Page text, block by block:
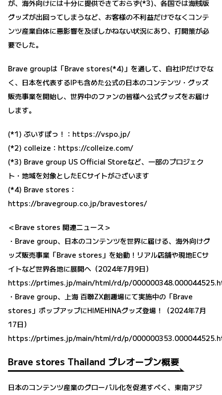
が、海外向けには十分に提供できておらず(*3)、各国では海賊版
グッズが出回ってしまうなど、お客様の不利益だけでなくコンテ
ンツ産業自体に悪影響を及ぼしかねない状況にあり、打開策が必
要でした。
Brave groupは「Brave stores(*4)」を通して、自社IPだけでな
く、日本を代表するIPも含めた公式の日本のコンテンツ・グッズ
販売事業を開始し、世界中のファンの皆様へ公式グッズをお届け
します。
(*1) ぶいすぽっ！： https://vspo.jp/
(*2) colleize： https://colleize.com/
(*3) Brave group US Official Storeなど、一部のプロジェク
ト・地域を対象としたECサイトがございます
(*4) Brave stores：
https://bravegroup.co.jp/bravestores/
＜Brave stores 関連ニュース＞
・Brave group、日本のコンテンツを世界に届ける、海外向けグ
ッズ販売事業「Brave stores」を始動！リアル店舗や現地ECサ
イトなど世界各地に展開へ（2024年7月9日）
https://prtimes.jp/main/html/rd/p/
・Brave group、上海 百聯ZX創趣場にて実施中の「Brave
stores」ポップアップにHIMEHINAグッズ登場！（2024年7月
17日）
https://prtimes.jp/main/html/rd/p/
Brave stores Thailand プレオープン概要
日本のコンテンツ産業のグローバル化を促進すべく、東南アジ